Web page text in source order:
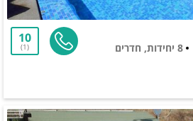
8 יחידות, חדרים
10
1